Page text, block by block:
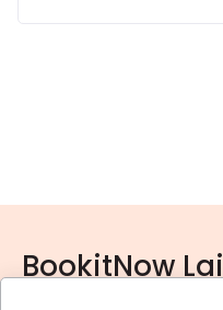
BookitNow